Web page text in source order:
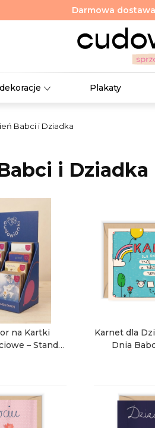
Darmowa
Plakaty
Babci i Dziadka
i Dziadka
na Kartki
– Stand
Karnet dla
Dnia